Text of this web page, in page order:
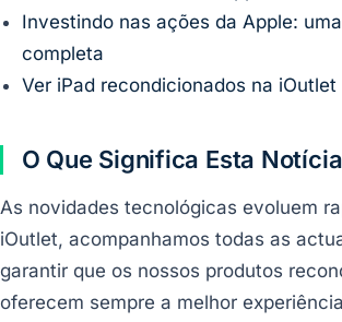
Investindo nas ações da Apple:
completa
Ver iPad recondicionados na iOutlet
O Que Significa Esta
As novidades tecnológicas evoluem
iOutlet, acompanhamos todas as
garantir que os nossos produtos
oferecem sempre a melhor